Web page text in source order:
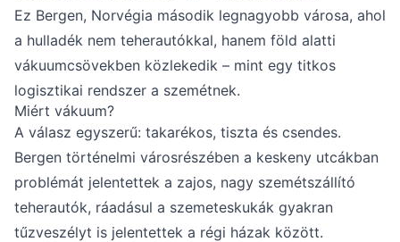
Ez Bergen, Norvégia második legnagyobb városa, ahol
a hulladék nem teherautókkal, hanem föld alatti
vákuumcsövekben közlekedik – mint egy titkos
logisztikai rendszer a szemétnek.
Miért vákuum?
A válasz egyszerű: takarékos, tiszta és csendes.
Bergen történelmi városrészében a keskeny utcákban
problémát jelentettek a zajos, nagy szemétszállító
teherautók, ráadásul a szemeteskukák gyakran
tűzveszélyt is jelentettek a régi házak között.